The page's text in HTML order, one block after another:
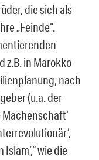
die sich als
„Feinde“.
z.B. in Marokko
nach
(u.a. der
wie die